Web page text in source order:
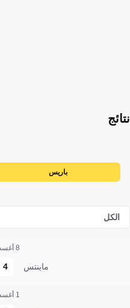
نتائج
باريس
الكل
8 أغسطس 2026
ماينتس 4
1 أغسطس 2026